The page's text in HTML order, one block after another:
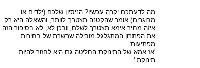
מה לדעתכם יקרה עכשיו? הניסיון שלכם (ילדים או
מבוגרים) אומר שהקטנה תצטרך לוותר, והשאלה היא רק
איזה מחיר אימא תצטרך לשלם; ובכן לא, לא בסיפור הזה.
את הפתרון המתגלגל מובילה שרשרת של בחירות
מפתיעות:
'אז אמא של התינוקת החליטה גם היא לחזור להיות
תינוקת.'